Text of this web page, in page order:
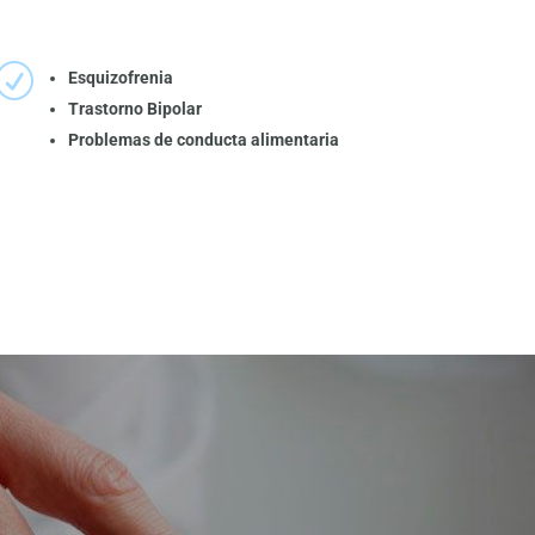
Esquizofrenia
Trastorno Bipolar
Problemas de conducta alimentaria